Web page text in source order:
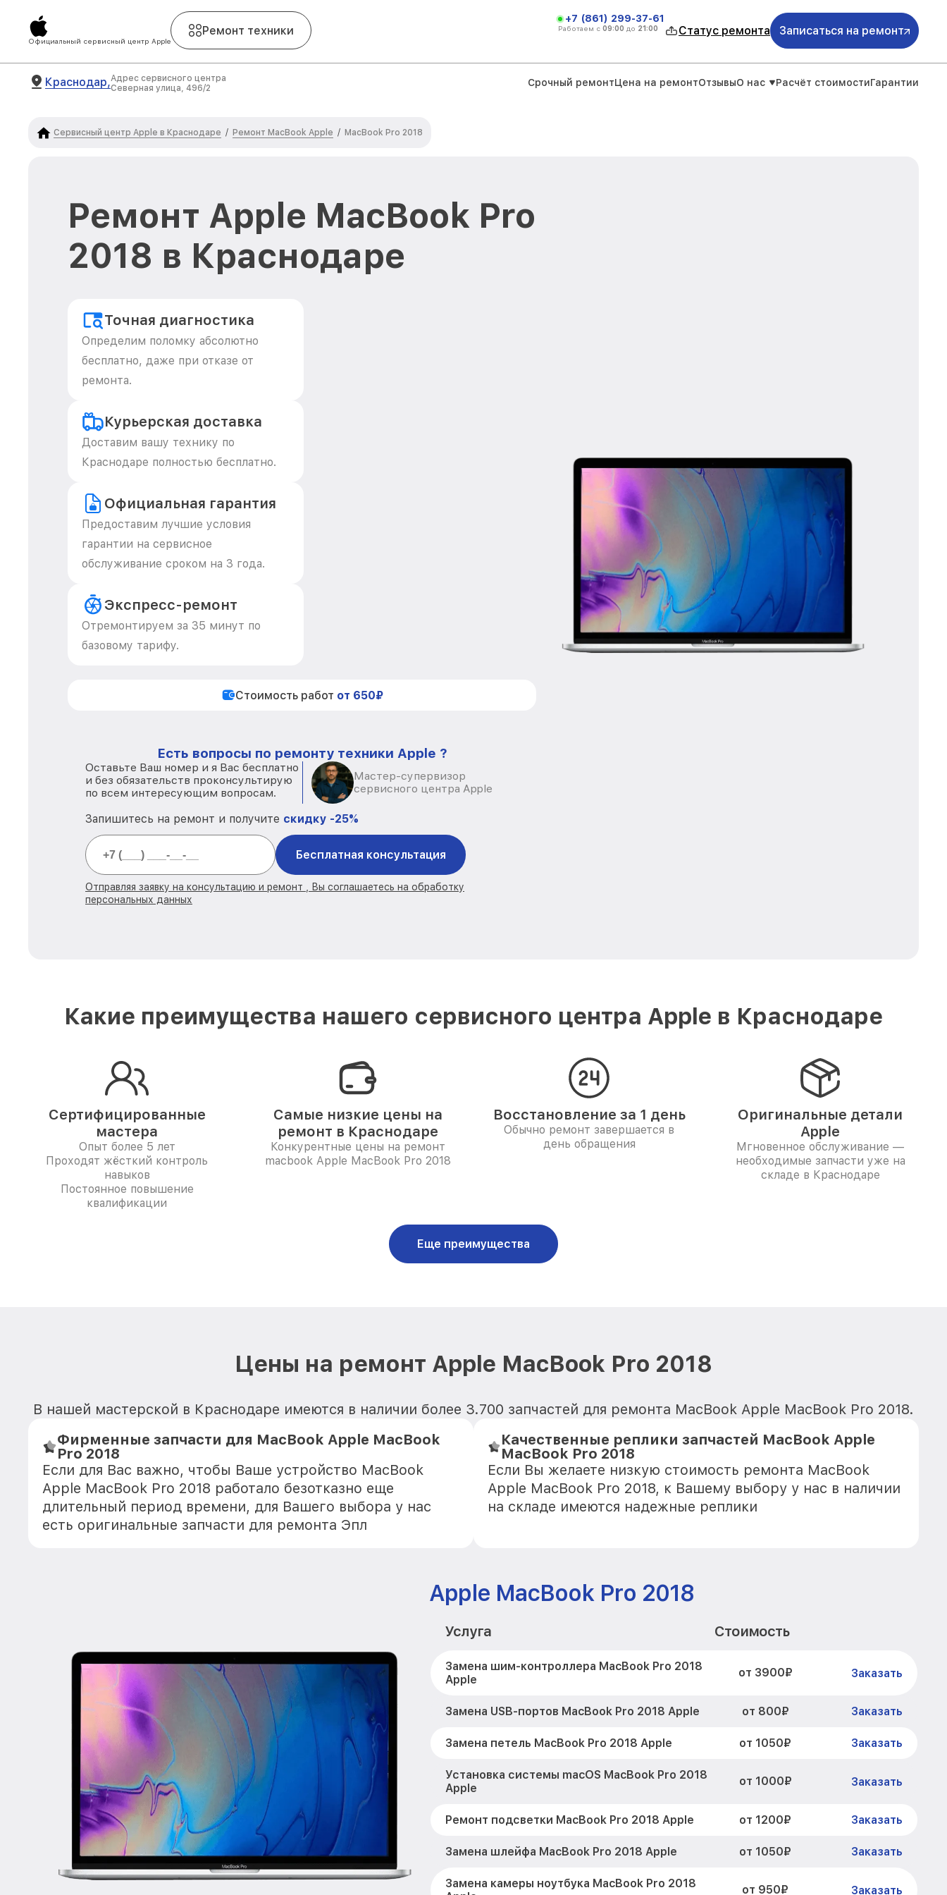
Официальный сервисный центр Apple
Ремонт техники
+7 (861) 299-37-61
Работаем с 09:00 до 21:00 Статус ремонта Записаться на ремонт
Краснодар,Адрес сервисного центра
Северная улица, 496/2
Срочный ремонтЦена на ремонтОтзывыО нас Расчёт стоимостиГарантии
Сервисный центр Apple в Краснодаре / Ремонт MacBook Apple / MacBook Pro 2018
Ремонт Apple MacBook Pro
2018 в Краснодаре
Точная диагностика
Определим поломку абсолютно
бесплатно, даже при отказе от
ремонта.
Курьерская доставка
Доставим вашу технику по
Краснодаре полностью бесплатно.
Официальная гарантия
Предоставим лучшие условия
гарантии на сервисное
обслуживание сроком на 3 года.
Экспресс-ремонт
Отремонтируем за 35 минут по
базовому тарифу.
Стоимость работ от 650₽
Есть вопросы по ремонту техники Apple ?
Оставьте Ваш номер и я Вас бесплатно
и без обязательств проконсультирую
по всем интересующим вопросам.
Мастер-супервизор
сервисного центра Apple
Запишитесь на ремонт и получите скидку -25%
Бесплатная консультация
Отправляя заявку на консультацию и ремонт , Вы соглашаетесь на обработку
персональных данных
Какие преимущества нашего сервисного центра Apple в Краснодаре
Сертифицированные
мастера
Опыт более 5 лет
Проходят жёсткий контроль
навыков
Постоянное повышение
квалификации
Самые низкие цены на
ремонт в Краснодаре
Конкурентные цены на ремонт
macbook Apple MacBook Pro 2018
Восстановление за 1 день
Обычно ремонт завершается в
день обращения
Оригинальные детали
Apple
Мгновенное обслуживание —
необходимые запчасти уже на
складе в Краснодаре
Еще преимущества
Цены на ремонт Apple MacBook Pro 2018
В нашей мастерской в Краснодаре имеются в наличии более 3.700 запчастей для ремонта MacBook Apple MacBook Pro 2018.
Фирменные запчасти для MacBook Apple MacBook
Pro 2018
Если для Вас важно, чтобы Ваше устройство MacBook
Apple MacBook Pro 2018 работало безотказно еще
длительный период времени, для Вашего выбора у нас
есть оригинальные запчасти для ремонта Эпл
Качественные реплики запчастей MacBook Apple
MacBook Pro 2018
Если Вы желаете низкую стоимость ремонта MacBook
Apple MacBook Pro 2018, к Вашему выбору у нас в наличии
на складе имеются надежные реплики
Apple MacBook Pro 2018
Услуга Стоимость
Замена шим-контроллера MacBook Pro 2018
Apple
от 3900₽ Заказать
Замена USB-портов MacBook Pro 2018 Apple от 800₽ Заказать
Замена петель MacBook Pro 2018 Apple от 1050₽ Заказать
Установка системы macOS MacBook Pro 2018
Apple
от 1000₽ Заказать
Ремонт подсветки MacBook Pro 2018 Apple от 1200₽ Заказать
Замена шлейфа MacBook Pro 2018 Apple от 1050₽ Заказать
Замена камеры ноутбука MacBook Pro 2018
от 950₽ Заказать